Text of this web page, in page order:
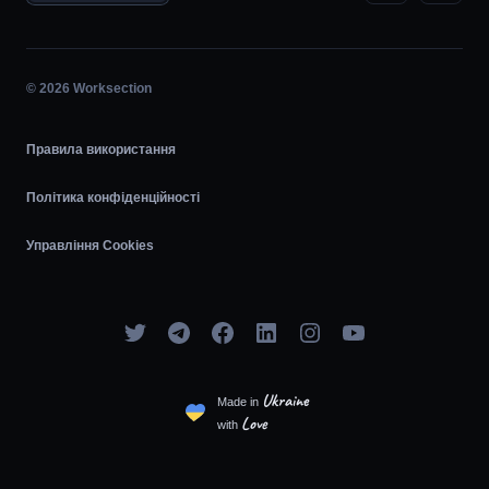
© 2026 Worksection
Правила використання
Політика конфіденційності
Управління Cookies
Made in Ukraine
with Love